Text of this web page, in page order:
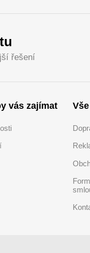
řešení
vás zajímat